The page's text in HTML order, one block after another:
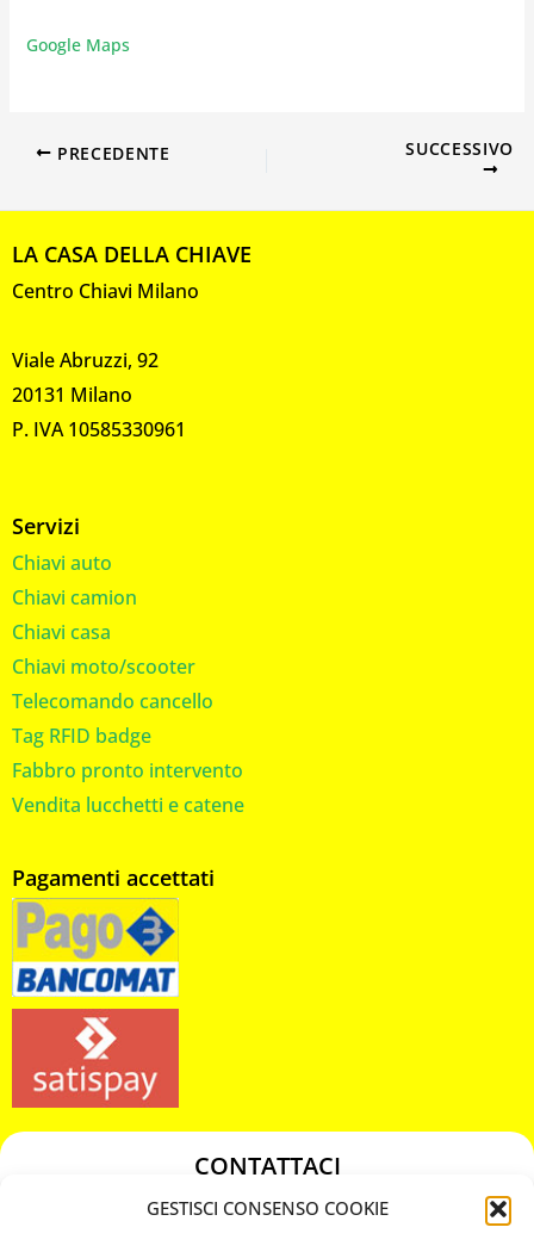
GESTISCI CONSENSO COOKIE
Google Maps
PRECEDENTE SUCCESSIVO
LA CASA DELLA CHIAVE
Centro Chiavi Milano
Viale Abruzzi, 92
20131 Milano
P. IVA 10585330961
Servizi
Chiavi auto
Chiavi camion
Chiavi casa
Chiavi moto/scooter
Telecomando cancello
Tag RFID badge
Fabbro pronto intervento
Vendita lucchetti e catene
Pagamenti accettati
CONTATTACI
349 3863811